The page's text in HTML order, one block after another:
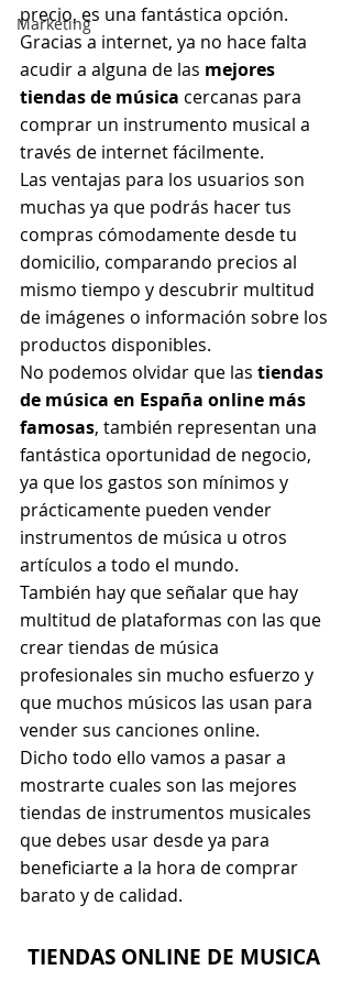
Marketing
precio, es una fantástica opción.
Gracias a internet, ya no hace falta
acudir a alguna de las mejores
tiendas de música cercanas para
comprar un instrumento musical a
través de internet fácilmente.
Las ventajas para los usuarios son
muchas ya que podrás hacer tus
compras cómodamente desde tu
domicilio, comparando precios al
mismo tiempo y descubrir multitud
de imágenes o información sobre los
productos disponibles.
No podemos olvidar que las tiendas
de música en España online más
famosas, también representan una
fantástica oportunidad de negocio,
ya que los gastos son mínimos y
prácticamente pueden vender
instrumentos de música u otros
artículos a todo el mundo.
También hay que señalar que hay
multitud de plataformas con las que
crear tiendas de música
profesionales sin mucho esfuerzo y
que muchos músicos las usan para
vender sus canciones online.
Dicho todo ello vamos a pasar a
mostrarte cuales son las mejores
tiendas de instrumentos musicales
que debes usar desde ya para
beneficiarte a la hora de comprar
barato y de calidad.
TIENDAS ONLINE DE MUSICA